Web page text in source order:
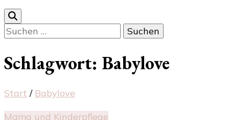
Suchen
nach:
Schlagwort: Babylove
Start / Babylove
Mama und Kinderpflege